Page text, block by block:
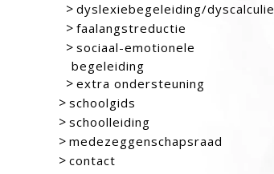
dyslexiebegeleiding/dyscalculie
faalangstreductie
sociaal-emotionele
begeleiding
extra ondersteuning
schoolgids
schoolleiding
medezeggenschapsraad
contact